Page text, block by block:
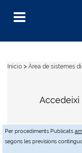
Per procediments Publicats
segons les previsions
Menu
Inicio > Àrea de sistemes